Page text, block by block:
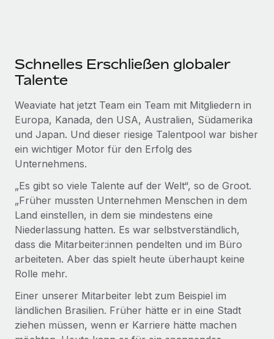
Schnelles Erschließen globaler
Talente
Weaviate hat jetzt Team ein Team mit Mitgliedern in
Europa, Kanada, den USA, Australien, Südamerika
und Japan. Und dieser riesige Talentpool war bisher
ein wichtiger Motor für den Erfolg des
Unternehmens.
„Es gibt so viele Talente auf der Welt“, so de Groot.
„Früher mussten Unternehmen Menschen in dem
Land einstellen, in dem sie mindestens eine
Niederlassung hatten. Es war selbstverständlich,
dass die Mitarbeiter:innen pendelten und im Büro
arbeiteten. Aber das spielt heute überhaupt keine
Rolle mehr.
Einer unserer Mitarbeiter lebt zum Beispiel im
ländlichen Brasilien. Früher hätte er in eine Stadt
ziehen müssen, wenn er Karriere hätte machen